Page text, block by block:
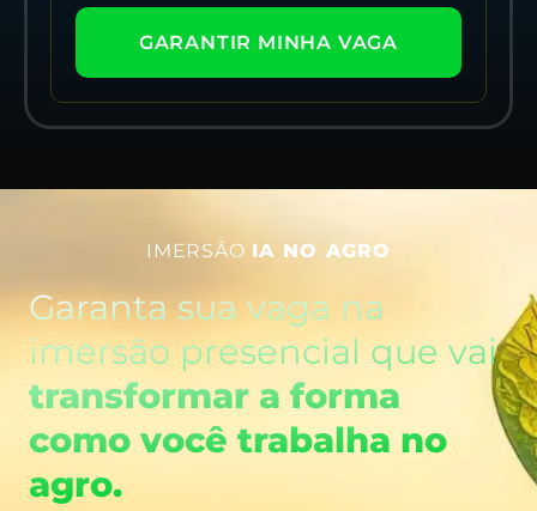
GARANTIR MINHA VAGA
IMERSÃO IA NO AGRO
Garanta sua vaga na
imersão presencial que vai
transformar a forma
como você trabalha no
agro.